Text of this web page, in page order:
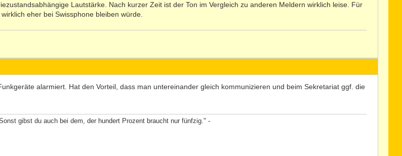
Lautstärke. Nach kurzer Zeit ist der Ton im Vergleich zu anderen Meldern wirklich leise. Für
eher bei Swissphone bleiben würde.
alarmiert. Hat den Vorteil, dass man untereinander gleich kommunizieren und beim Sekretariat ggf. die
gibst du auch bei dem, der hundert Prozent braucht nur fünfzig." -